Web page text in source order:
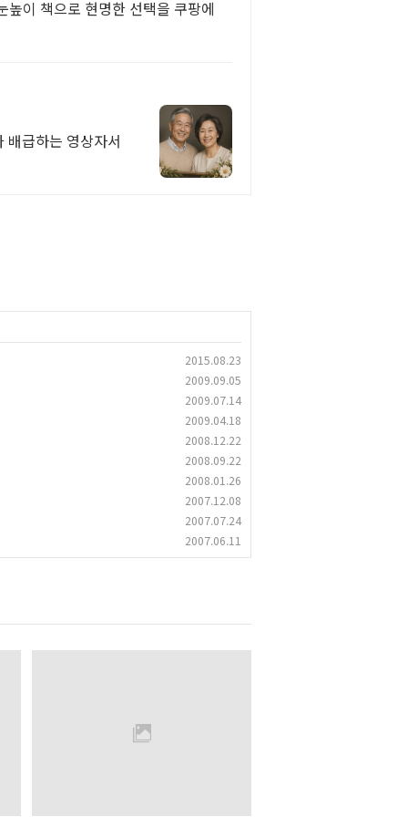
이 책으로 현명한 선택을 쿠팡에
배급하는 영상자서
2015.08.23
2009.09.05
2009.07.14
2009.04.18
2008.12.22
2008.09.22
2008.01.26
2007.12.08
2007.07.24
2007.06.11